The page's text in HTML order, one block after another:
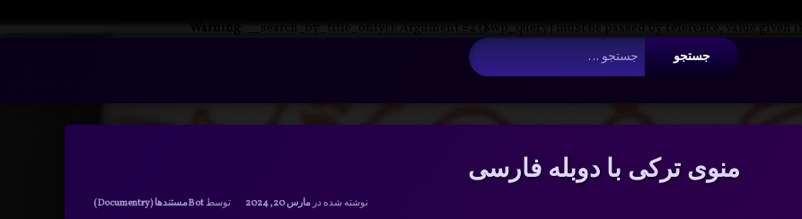
Warning : __search_by_title_only(): Argument #2 ($wp_query) must be passed by reference, value given in
جستجو برای:
منوی ترکی با دوبله فارسی
نوشته شده درمارس 20, 2024 توسطBotدسته بندی ها:
مستندها (Documentry)